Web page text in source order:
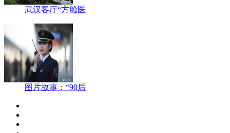
武汉客厅“方舱医
图片故事：“90后